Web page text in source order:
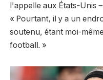
l'appelle aux États-Unis
« Pourtant, il y a un
soutenu, étant moi-
football. »